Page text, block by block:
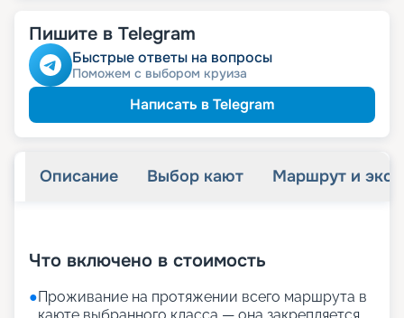
Пишите в Telegram
Быстрые ответы на вопросы
Поможем с выбором круиза
Написать в Telegram
Описание Выбор кают Маршрут и
Что включено в стоимость
●Проживание на протяжении всего маршрута в